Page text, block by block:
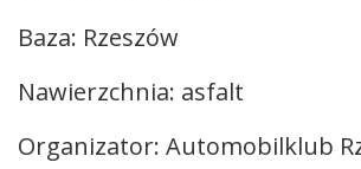
Baza: Rzeszów
Nawierzchnia: asfalt
Organizator: Automobilklub